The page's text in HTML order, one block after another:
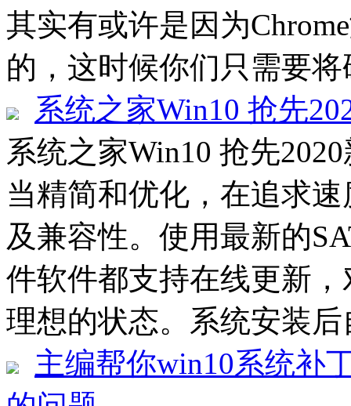
其实有或许是因为
的，这时候你们只需要
系统之家Win10 抢先
系统之家Win10 抢先
当精简和优化，在追求
及兼容性。使用最新的
件软件都支持在线更新
理想的状态。系统安装
主编帮你win10系统补